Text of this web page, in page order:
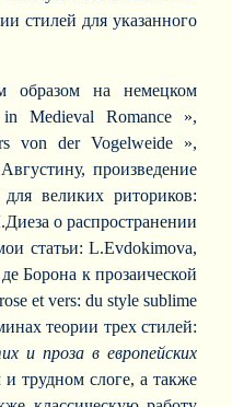
стилей для указанного
образом на немецком
Medieval Romance »,
von der Vogelweide »,
произведение
великих риториков:
о распространении
статьи: L.Evdokimova,
Борона к прозаической
et vers: du style sublime
теории трех стилей:
и проза в европейских
трудном слоге, а также